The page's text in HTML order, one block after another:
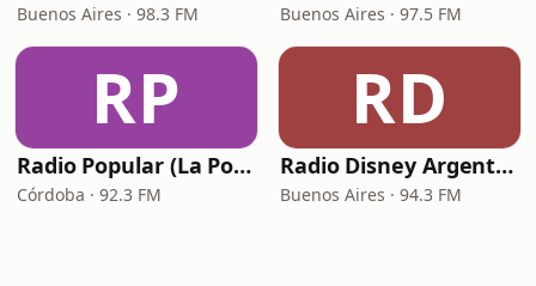
Buenos Aires · 98.3 FM Buenos Aires · 97.5 FM
RP
Radio Popular (La Popu)
Córdoba · 92.3 FM
RD
Radio Disney Argentina
Buenos Aires · 94.3 FM